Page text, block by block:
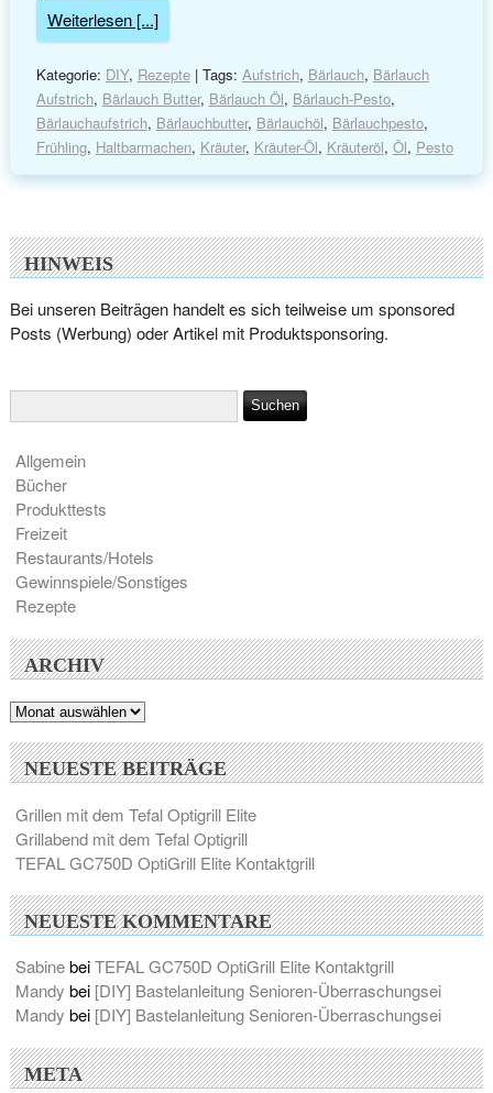
Weiterlesen [...]
Kategorie: DIY, Rezepte| Tags: Aufstrich, Bärlauch, Bärlauch
Aufstrich, Bärlauch Butter, Bärlauch Öl, Bärlauch-Pesto,
Bärlauchaufstrich, Bärlauchbutter, Bärlauchöl, Bärlauchpesto,
Frühling, Haltbarmachen, Kräuter, Kräuter-Öl, Kräuteröl, Öl, Pesto
HINWEIS
Bei unseren Beiträgen handelt es sich teilweise um sponsored
Posts (Werbung) oder Artikel mit Produktsponsoring.
Allgemein
Bücher
Produkttests
Freizeit
Restaurants/Hotels
Gewinnspiele/Sonstiges
Rezepte
ARCHIV
Archiv
NEUESTE BEITRÄGE
Grillen mit dem Tefal Optigrill Elite
Grillabend mit dem Tefal Optigrill
TEFAL GC750D OptiGrill Elite Kontaktgrill
NEUESTE KOMMENTARE
SabinebeiTEFAL GC750D OptiGrill Elite Kontaktgrill
Mandy bei [DIY] Bastelanleitung Senioren-Überraschungsei
Mandy bei [DIY] Bastelanleitung Senioren-Überraschungsei
META